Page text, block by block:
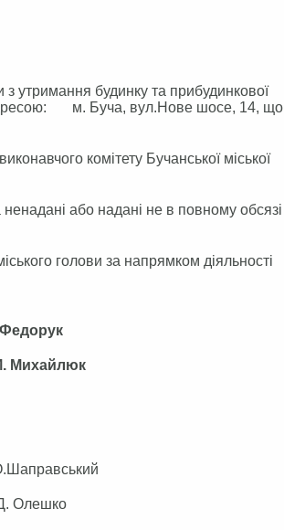
утримання будинку та прибудинкової
адресою: м. Буча, вул.Нове шосе, 14, що
комітету Бучанської міської
або надані не в повному обсязі
голови за напрямком діяльності